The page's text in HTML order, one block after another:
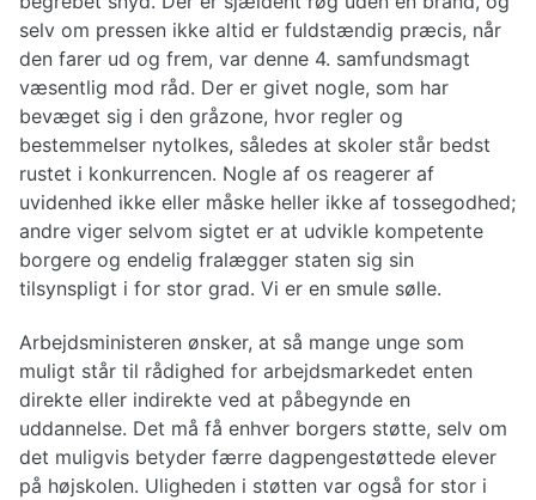
selv om pressen ikke altid er fuldstændig præcis, når
den farer ud og frem, var denne 4. samfundsmagt
væsentlig mod råd. Der er givet nogle, som har
bevæget sig i den gråzone, hvor regler og
bestemmelser nytolkes, således at skoler står bedst
rustet i konkurrencen. Nogle af os reagerer af
uvidenhed ikke eller måske heller ikke af tossegodhed;
andre viger selvom sigtet er at udvikle kompetente
borgere og endelig fralægger staten sig sin
tilsynspligt i for stor grad. Vi er en smule sølle.
Arbejdsministeren ønsker, at så mange unge som
muligt står til rådighed for arbejdsmarkedet enten
direkte eller indirekte ved at påbegynde en
uddannelse. Det må få enhver borgers støtte, selv om
det muligvis betyder færre dagpengestøttede elever
på højskolen. Uligheden i støtten var også for stor i